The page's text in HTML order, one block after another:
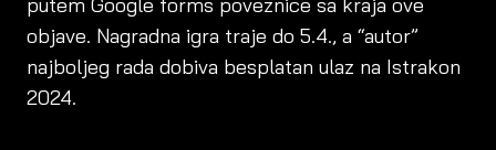
objave. Nagradna igra traje do 5.4., a “autor”
najboljeg rada dobiva besplatan ulaz na Istrakon
2024.